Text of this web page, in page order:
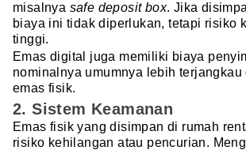
misalnya safe deposit box. Jika
biaya ini tidak diperlukan, tetapi risiko
tinggi.
Emas digital juga memiliki biaya
nominalnya umumnya lebih
emas fisik.
2. Sistem Keamanan
Emas fisik yang disimpan di rumah
risiko kehilangan atau pencurian.